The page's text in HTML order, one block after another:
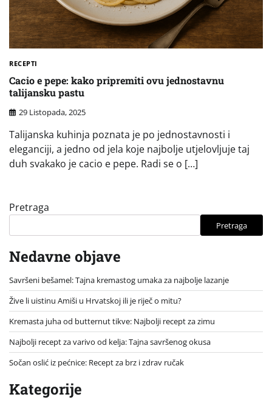
RECEPTI
Cacio e pepe: kako pripremiti ovu jednostavnu
talijansku pastu
29 Listopada, 2025
Talijanska kuhinja poznata je po jednostavnosti i
eleganciji, a jedno od jela koje najbolje utjelovljuje taj
duh svakako je cacio e pepe. Radi se o […]
Pretraga
Pretraga
Nedavne objave
Savršeni bešamel: Tajna kremastog umaka za najbolje lazanje
Žive li uistinu Amiši u Hrvatskoj ili je riječ o mitu?
Kremasta juha od butternut tikve: Najbolji recept za zimu
Najbolji recept za varivo od kelja: Tajna savršenog okusa
Sočan oslić iz pećnice: Recept za brz i zdrav ručak
Kategorije